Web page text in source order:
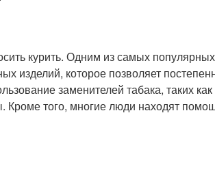
курить. Одним из самых популярных
изделий, которое позволяет
заменителей табака, таких
Кроме того, многие люди находят